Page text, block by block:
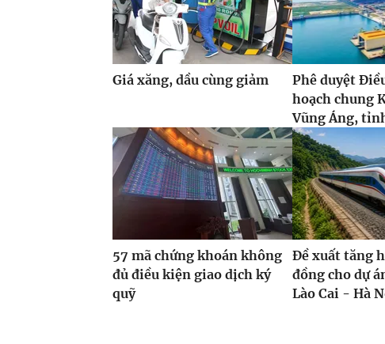
Giá xăng, dầu cùng giảm
Phê duyệt
hoạch chung
Vũng Áng,
57 mã chứng khoán không
đủ điều kiện giao dịch ký
quỹ
Đề xuất tăng
đồng cho dự
Lào Cai - Hà